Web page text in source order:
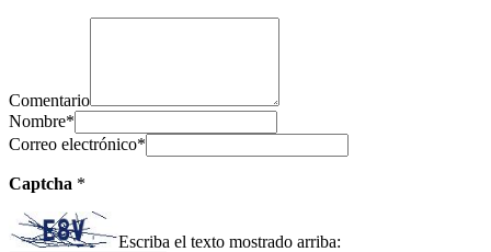
Comentario
Nombre*
Correo electrónico*
Captcha *
Escriba el texto mostrado arriba: